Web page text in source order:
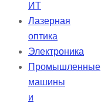
ИТ
Лазерная
оптика
Электроника
Промышленные
машины
и